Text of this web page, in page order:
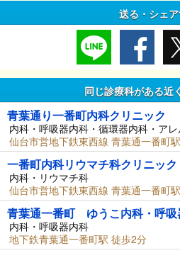
送る・シェ
同じ診療科がある近
青葉通り一番町内科クリニック
内科・呼吸器内科・循環器内科・ア
仙台市営地下鉄東西線 青葉通一番町
一番町内科リウマチ科クリニック
内科・リウマチ科
仙台市営地下鉄東西線 青葉通一番町
青葉通一番町 ゆうこ内科・呼吸
内科・呼吸器内科
地下鉄青葉通一番町駅 徒歩2分